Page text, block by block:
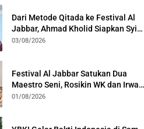
Dari Metode Qitada ke Festival Al
Jabbar, Ahmad Kholid Siapkan Syiar
Al-Qur’an Lewat Nada
03/08/2026
Festival Al Jabbar Satukan Dua
Maestro Seni, Rosikin WK dan Irwan
Guntari Garap Pertunjukan Kolosal
01/08/2026